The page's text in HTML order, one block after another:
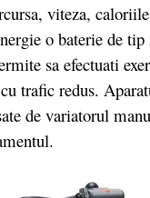
viteza,
o baterie de
sa efectuati
trafic redus.
de variatorul